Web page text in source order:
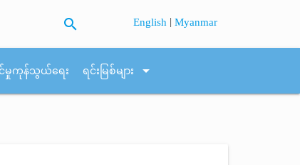
search English |Myanmar
မှုကုန်သွယ်ရေး ရင်းမြစ်များ arrow_drop_down